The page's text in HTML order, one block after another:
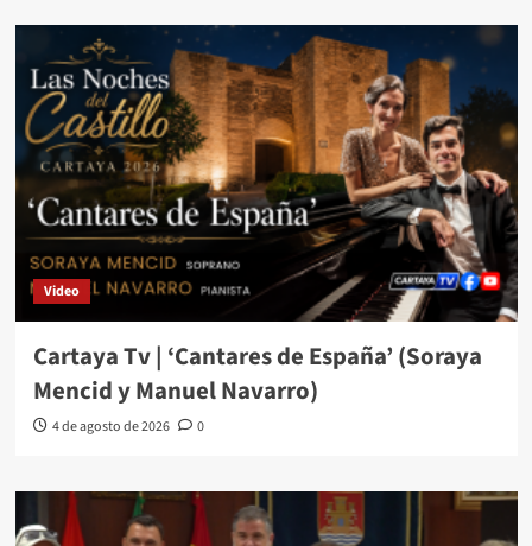
Video
Cartaya Tv | ‘Cantares de España’ (Soraya
Mencid y Manuel Navarro)
4 de agosto de 2026 0